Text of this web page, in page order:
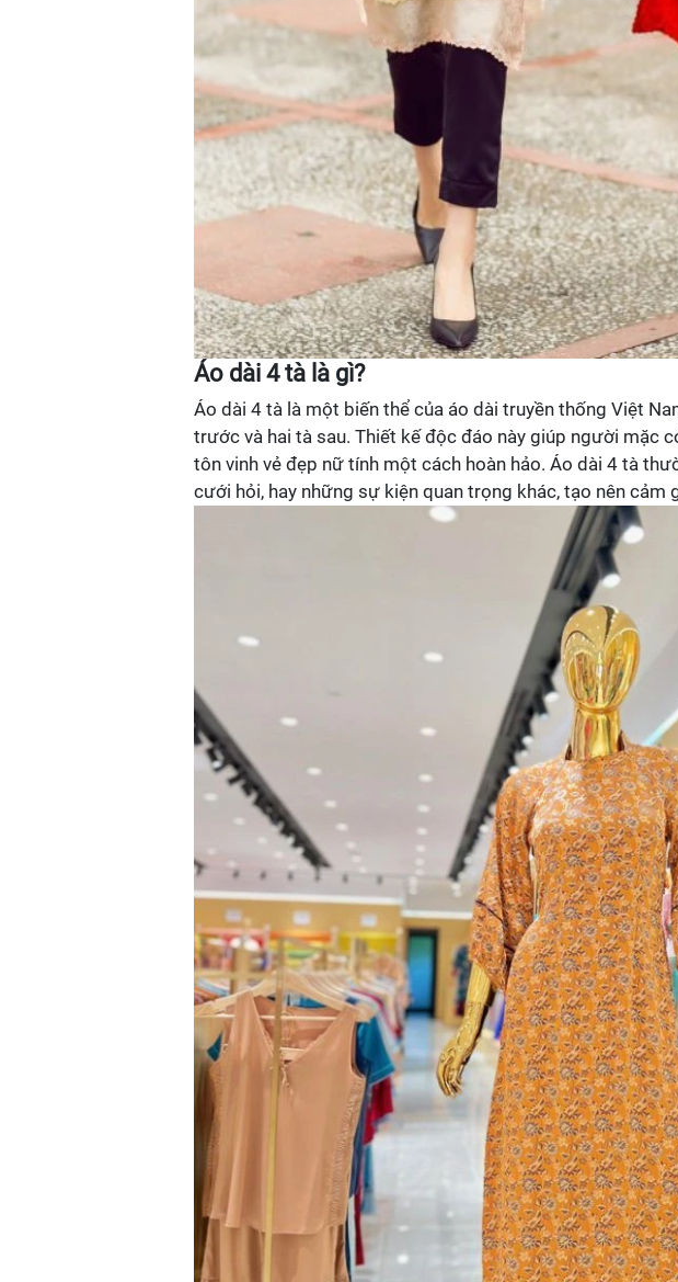
Áo dài 4 tà là gì?
Áo dài 4 tà là một biến thể của áo dài truyền thống Việt
trước và hai tà sau. Thiết kế độc đáo này giúp người mặc
tôn vinh vẻ đẹp nữ tính một cách hoàn hảo. Áo dài 4 tà
cưới hỏi, hay những sự kiện quan trọng khác, tạo nên cảm